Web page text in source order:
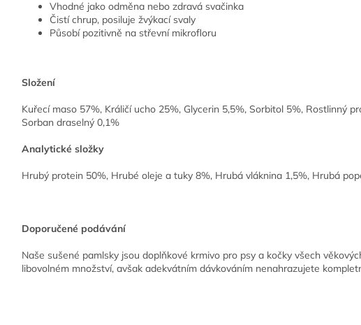
Vhodné jako odměna nebo zdravá svačinka
Čistí chrup, posiluje žvýkací svaly
Působí pozitivně na střevní mikrofloru
Složení
Kuřecí maso 57%, Králičí ucho 25%, Glycerin 5,5%, Sorbitol 5%, Rostlinný
Sorban draselný 0,1%
Analytické složky
Hrubý protein 50%, Hrubé oleje a tuky 8%, Hrubá vláknina 1,5%, Hrubá
Doporučené podávání
Naše sušené pamlsky jsou doplňkové krmivo pro psy a kočky všech
libovolném množství, avšak adekvátním dávkováním nenahrazujete